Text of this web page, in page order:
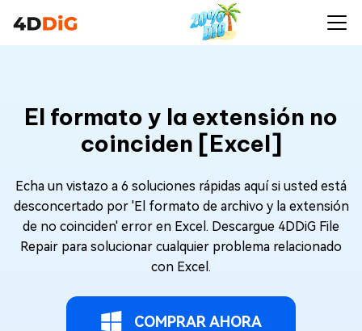
El formato y la extensión no
coinciden [Excel]
Echa un vistazo a 6 soluciones rápidas aquí si usted está
desconcertado por 'El formato de archivo y la extensión
de no coinciden' error en Excel. Descargue 4DDiG File
Repair para solucionar cualquier problema relacionado
con Excel.
COMPRAR AHORA